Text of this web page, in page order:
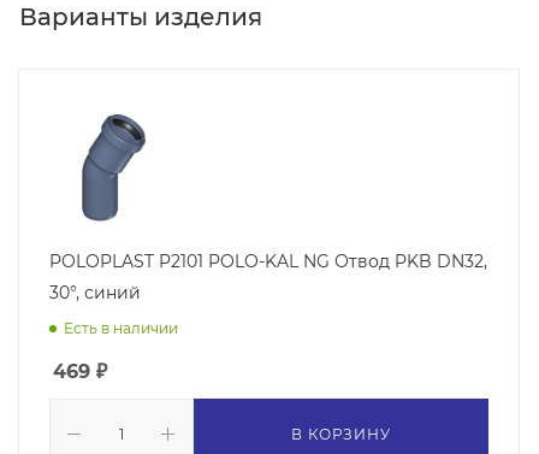
Варианты изделия
POLOPLAST P2101 POLO-KAL NG Отвод PKB DN32,
30°, синий
Есть в наличии
469 ₽
В КОРЗИНУ